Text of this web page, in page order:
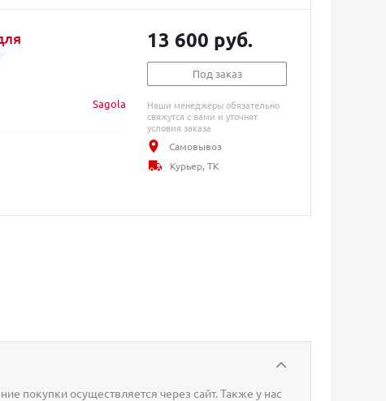
Sagola
13 600 руб.
Под заказ
Наши менеджеры обязательно
свяжутся с вами и уточнят
условия заказа
Самовывоз
Курьер, ТК
покупки осуществляется через сайт. Также у нас